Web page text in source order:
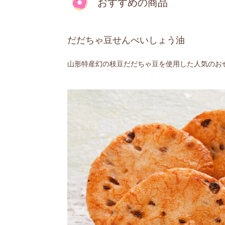
おすすめの商品
だだちゃ豆せんべいしょう油
山形特産幻の枝豆だだちゃ豆を使用した人気のお